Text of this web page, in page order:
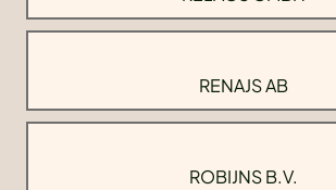
RENAJS AB
ROBIJNS B.V.